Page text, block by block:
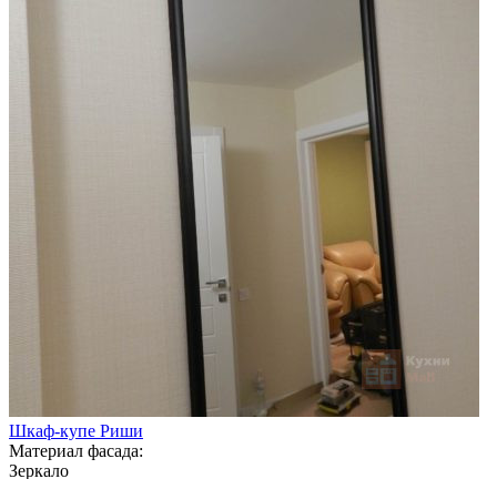
Шкаф-купе Риши
Материал фасада:
Зеркало